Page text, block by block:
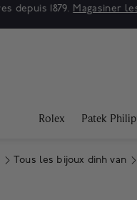
Rolex Patek
Tous les bijoux dinh van